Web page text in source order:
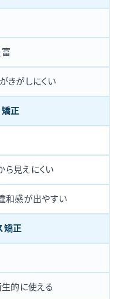
きがしにくい
矯正
見えにくい
和感が出やすい
矯正
生的に使える